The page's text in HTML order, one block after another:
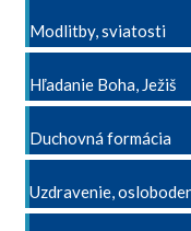
Modlitby, sviatosti
Hľadanie Boha, Ježiš
Duchovná formácia
Uzdravenie,